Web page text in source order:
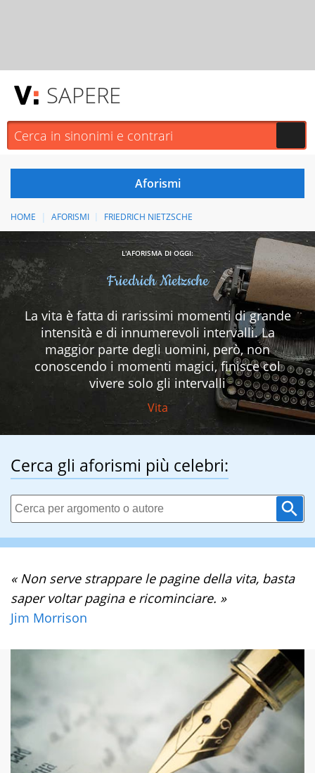
SAPERE
HOME AFORISMI FRIEDRICH NIETZSCHE
L'AFORISMA DI OGGI:
Friedrich Nietzsche
La vita è fatta di rarissimi momenti di grande
intensità e di innumerevoli intervalli. La
maggior parte degli uomini, però, non
conoscendo i momenti magici, finisce col
vivere solo gli intervalli
Vita
Cerca gli aforismi più celebri:
« Non serve strappare le pagine della vita, basta
saper voltar pagina e ricominciare. »
Jim Morrison